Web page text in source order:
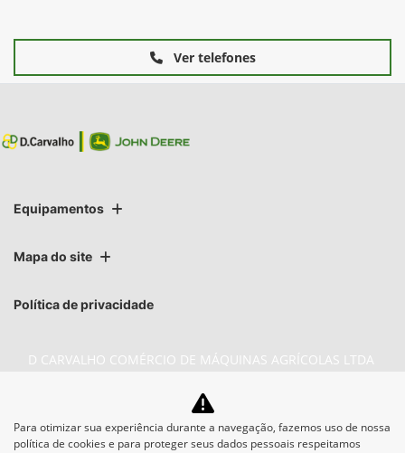
Ver telefones
Equipamentos
Mapa do site
Política de privacidade
D CARVALHO COMÉRCIO DE MÁQUINAS AGRÍCOLAS LTDA
CNPJ: 74.376.401/0008-53
Para otimizar sua experiência durante a navegação, fazemos uso de nossa
política de cookies e para proteger seus dados pessoais respeitamos